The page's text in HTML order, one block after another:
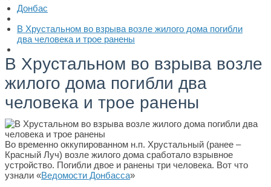
Донбас
В Хрустальном во взрыва возле жилого дома погибли
два человека и трое ранены
В Хрустальном во взрыва возле
жилого дома погибли два
человека и трое ранены
Во временно оккупированном н.п. Хрустальный (ранее –
Красный Луч) возле жилого дома сработало взрывное
устройство. Погибли двое и ранены три человека. Вот что
узнали «Ведомости Донбасса»